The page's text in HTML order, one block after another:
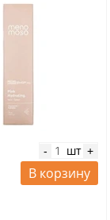
- шт +
В корзину